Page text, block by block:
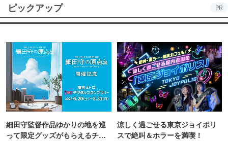
ピックアップ PR
細田守監督作品ゆかりの地を巡
って限定グッズがもらえるチャ
涼しく過ごせる東京ジョイポリ
スで絶叫＆ホラーを満喫！